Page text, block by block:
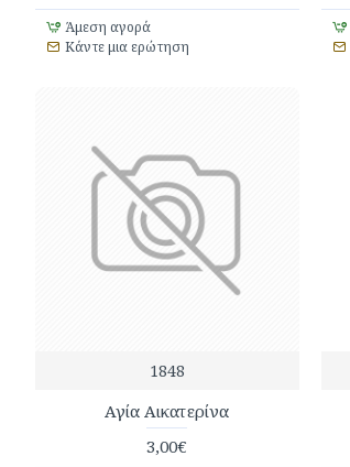
Άμεση αγορά
Κάντε μια ερώτηση
1848
Αγία Αικατερίνα
3,00€